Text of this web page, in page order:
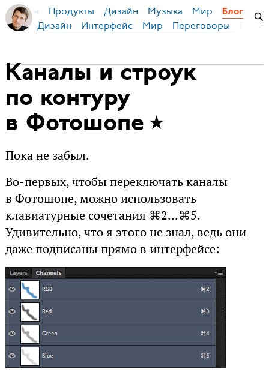
Бирман Продукты Дизайн Музыка Мир Блог
Дизайн Интерфейс Мир Переговоры
Каналы и строук
по контуру
в Фотошопе
Пока не забыл.
Во-первых, чтобы переключать каналы
в Фотошопе, можно использовать
клавиатурные сочетания ⌘2...⌘5.
Удивительно, что я этого не знал, ведь они
даже подписаны прямо в интерфейсе: